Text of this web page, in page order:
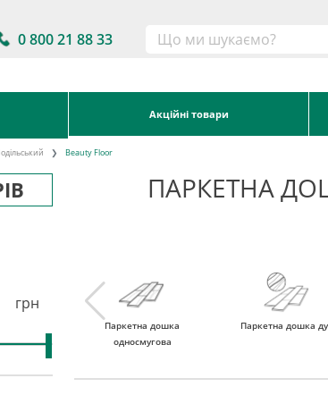
0 800 21 88 33
Акційні товари
Beauty Floor
ПАРКЕТНА
грн
Паркетна дошка
односмугова
Паркетна дошка